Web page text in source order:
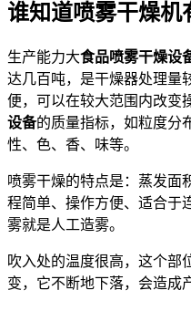
谁知道喷雾干燥机
生产能力大食品喷雾干燥设
达几百吨，是干燥器处理量
便，可以在较大范围内改变
设备的质量指标，如粒度分
性、色、香、味等。
喷雾干燥的特点是：蒸发面
程简单、操作方便、适合于
雾就是人工造雾。
吹入处的温度很高，这个部
变，它不断地下落，会造成